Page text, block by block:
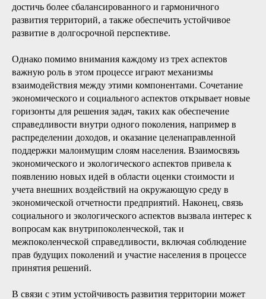
достичь более сбалансированного и гармоничного
развития территорий, а также обеспечить устойчивое
развитие в долгосрочной перспективе.
Однако помимо внимания каждому из трех аспектов
важную роль в этом процессе играют механизмы
взаимодействия между этими компонентами. Сочетание
экономического и социального аспектов открывает новые
горизонты для решения задач, таких как обеспечение
справедливости внутри одного поколения, например в
распределении доходов, и оказание целенаправленной
поддержки малоимущим слоям населения. Взаимосвязь
экономического и экологического аспектов привела к
появлению новых идей в области оценки стоимости и
учета внешних воздействий на окружающую среду в
экономической отчетности предприятий. Наконец, связь
социального и экологического аспектов вызвала интерес к
вопросам как внутрипоколенческой, так и
межпоколенческой справедливости, включая соблюдение
прав будущих поколений и участие населения в процессе
принятия решений.
В связи с этим устойчивость развития территории может